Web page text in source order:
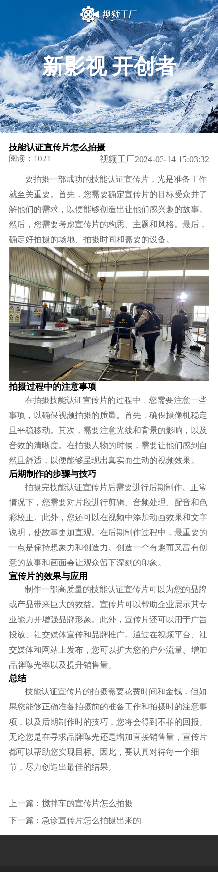
新影视 开创者
技能认证宣传片怎么拍摄
阅读：1021 视频工厂2024-03-14 15:03:32
要拍摄一部成功的技能认证宣传片，光是准备工作
就至关重要。首先，您需要确定宣传片的目标受众并了
解他们的需求，以便能够创造出让他们感兴趣的故事。
然后，您需要考虑宣传片的构思、主题和风格。最后，
确定好拍摄的场地、拍摄时间和需要的设备。
拍摄过程中的注意事项
在拍摄技能认证宣传片的过程中，您需要注意一些
事项，以确保视频拍摄的质量。首先，确保摄像机稳定
且平稳移动。其次，需要注意光线和背景的影响，以及
音效的清晰度。在拍摄人物的时候，需要让他们感到自
然且舒适，以便能够呈现出真实而生动的视频效果。
后期制作的步骤与技巧
拍摄完技能认证宣传片后需要进行后期制作。正常
情况下，您需要对片段进行剪辑、音频处理、配音和色
彩校正。此外，您还可以在视频中添加动画效果和文字
说明，使故事更加直观。在后期制作过程中，最重要的
一点是保持想象力和创造力。创造一个有趣而又富有创
意的故事和画面会让观众留下深刻的印象。
宣传片的效果与应用
制作一部高质量的技能认证宣传片可以为您的品牌
或产品带来巨大的效益。宣传片可以帮助企业展示其专
业能力并增强品牌形象。此外，宣传片还可以用于广告
投放、社交媒体宣传和品牌推广。通过在视频平台、社
交媒体和网站上发布，您可以扩大您的户外流量、增加
品牌曝光率以及提升销售量。
总结
技能认证宣传片的拍摄需要花费时间和金钱，但如
果您能够正确准备拍摄前的准备工作和拍摄时的注意事
项，以及后期制作时的技巧，您将会得到不菲的回报。
无论您是在寻求品牌曝光还是增加直接销售量，宣传片
都可以帮助您实现目标。因此，要认真对待每一个细
节，尽力创造出最佳的结果。
上一篇： 搅拌车的宣传片怎么拍摄
下一篇： 急诊宣传片怎么拍摄出来的